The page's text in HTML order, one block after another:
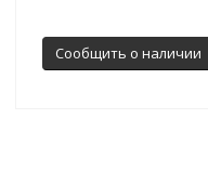
Сообщить о наличии